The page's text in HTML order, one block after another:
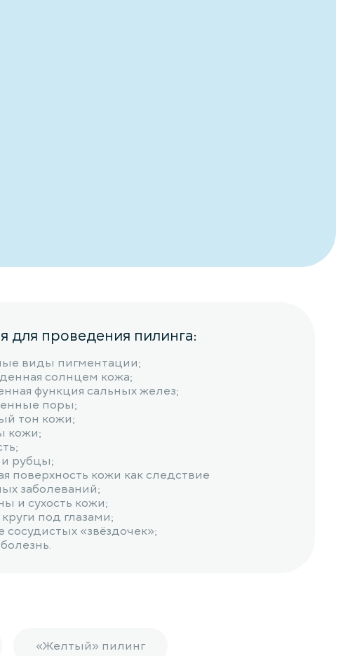
для проведения пилинга:
виды пигментации;
солнцем кожа;
функция сальных желез;
поры;
тон кожи;
кожи;
рубцы;
поверхность кожи как следствие
заболеваний;
и сухость кожи;
под глазами;
сосудистых «звёздочек»;
«Желтый» пилинг